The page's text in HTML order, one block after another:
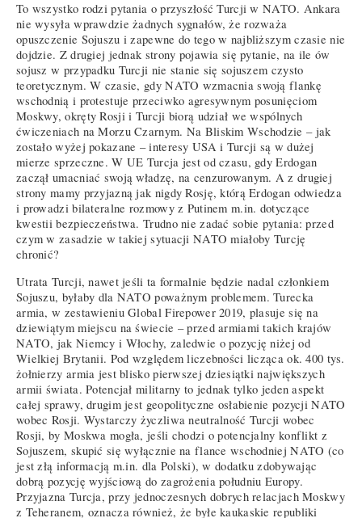
To wszystko rodzi pytania o przyszłość Turcji w NATO. Ankara
nie wysyła wprawdzie żadnych sygnałów, że rozważa
opuszczenie Sojuszu i zapewne do tego w najbliższym czasie nie
dojdzie. Z drugiej jednak strony pojawia się pytanie, na ile ów
sojusz w przypadku Turcji nie stanie się sojuszem czysto
teoretycznym. W czasie, gdy NATO wzmacnia swoją flankę
wschodnią i protestuje przeciwko agresywnym posunięciom
Moskwy, okręty Rosji i Turcji biorą udział we wspólnych
ćwiczeniach na Morzu Czarnym. Na Bliskim Wschodzie – jak
zostało wyżej pokazane – interesy USA i Turcji są w dużej
mierze sprzeczne. W UE Turcja jest od czasu, gdy Erdogan
zaczął umacniać swoją władzę, na cenzurowanym. A z drugiej
strony mamy przyjazną jak nigdy Rosję, którą Erdogan odwiedza
i prowadzi bilateralne rozmowy z Putinem m.in. dotyczące
kwestii bezpieczeństwa. Trudno nie zadać sobie pytania: przed
czym w zasadzie w takiej sytuacji NATO miałoby Turcję
chronić?
Utrata Turcji, nawet jeśli ta formalnie będzie nadal członkiem
Sojuszu, byłaby dla NATO poważnym problemem. Turecka
armia, w zestawieniu Global Firepower 2019, plasuje się na
dziewiątym miejscu na świecie – przed armiami takich krajów
NATO, jak Niemcy i Włochy, zaledwie o pozycję niżej od
Wielkiej Brytanii. Pod względem liczebności licząca ok. 400 tys.
żołnierzy armia jest blisko pierwszej dziesiątki największych
armii świata. Potencjał militarny to jednak tylko jeden aspekt
całej sprawy, drugim jest geopolityczne osłabienie pozycji NATO
wobec Rosji. Wystarczy życzliwa neutralność Turcji wobec
Rosji, by Moskwa mogła, jeśli chodzi o potencjalny konflikt z
Sojuszem, skupić się wyłącznie na flance wschodniej NATO (co
jest złą informacją m.in. dla Polski), w dodatku zdobywając
dobrą pozycję wyjściową do zagrożenia południu Europy.
Przyjazna Turcja, przy jednoczesnych dobrych relacjach Moskwy
z Teheranem, oznacza również, że byłe kaukaskie republiki